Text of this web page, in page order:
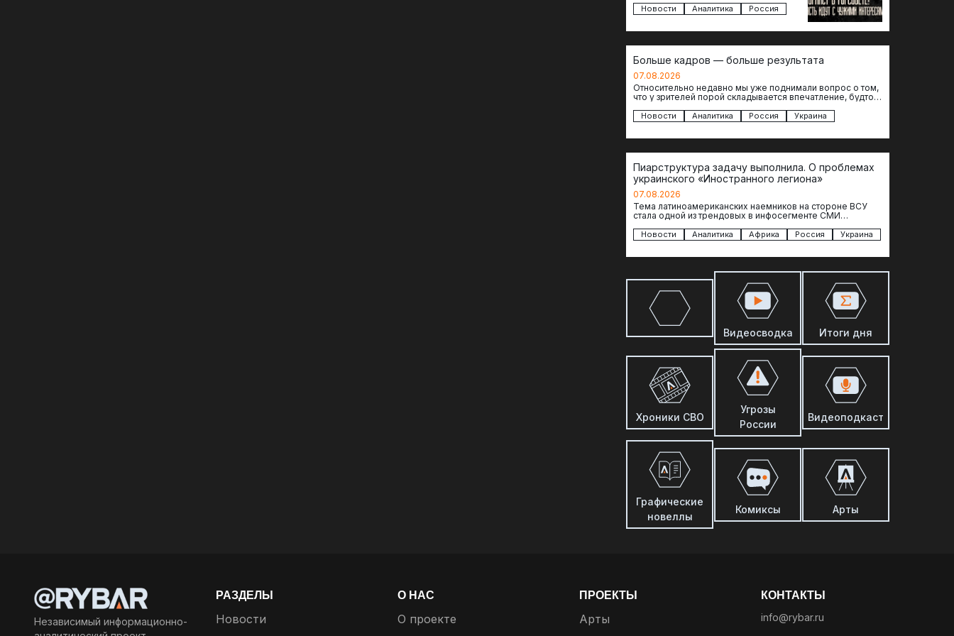
кандидаты с сомнительной
репутацией….
Новости Аналитика Россия
Больше кадров — больше результата
07.08.2026
Относительно недавно мы уже поднимали вопрос о том,
что у зрителей порой складывается впечатление, будто
Новости Аналитика Россия Украина
Пиарструктура задачу выполнила. О проблемах
украинского «Иностранного легиона»
07.08.2026
Тема латиноамериканских наемников на стороне ВСУ
стала одной из трендовых в инфосегменте СМИ
Новости Аналитика Африка Россия Украина
Видеосводка Итоги дня
Хроники СВО
Угрозы
России
Видеоподкаст
Графические
новеллы
Комиксы Арты
Независимый информационно-
РАЗДЕЛЫ
Новости
О НАС
О проекте
ПРОЕКТЫ
Арты
КОНТАКТЫ
info@rybar.ru